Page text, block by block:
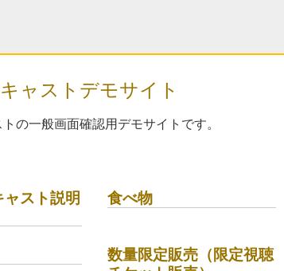
ャストデモサイト
の一般画面確認用デモサイトです。
ャスト説明
食べ物
数量限定販売（限定視聴